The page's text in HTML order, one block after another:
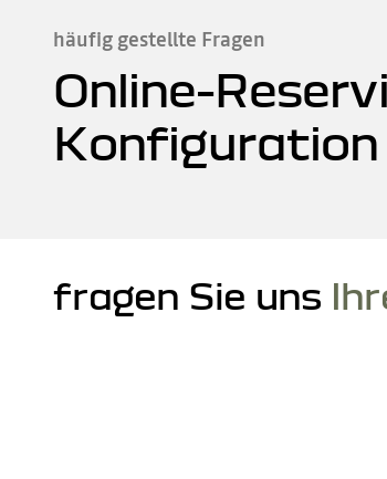
häufig gestellte Fragen
Online-
Konfiguration
fragen Sie uns